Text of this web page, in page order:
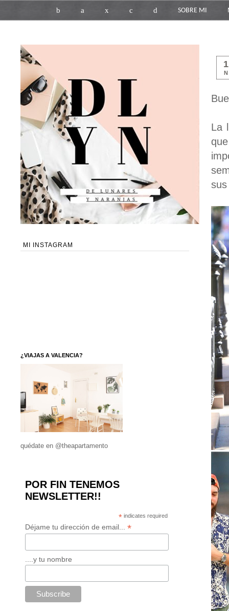
b a x c d SOBRE MI
La
MI INSTAGRAM
¿VIAJAS A VALENCIA?
quédate en @theapartamento
POR FIN TENEMOS
NEWSLETTER!!
* indicates required
Déjame tu dirección de email... *
....y tu nombre